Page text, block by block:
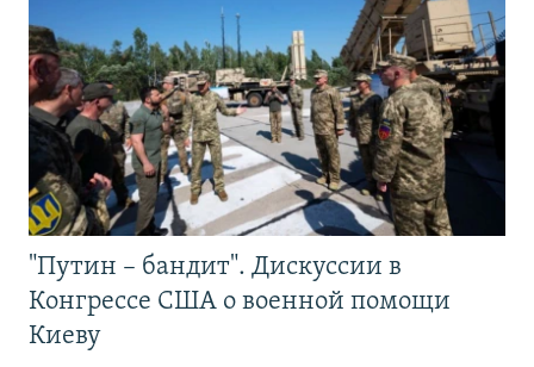
"Путин – бандит". Дискуссии в
Конгрессе США о военной помощи
Киеву